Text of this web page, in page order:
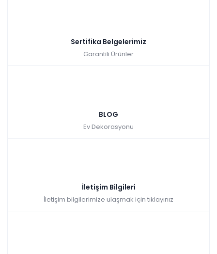
Sertifika Belgelerimiz
Garantili Ürünler
BLOG
Ev Dekorasyonu
İletişim Bilgileri
İletişim bilgilerimize ulaşmak için tıklayınız